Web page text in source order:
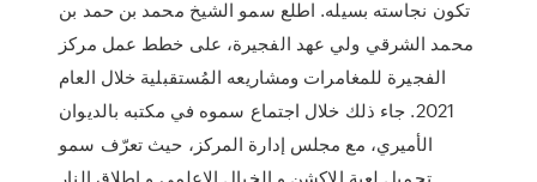
تكون نجاسته بسيله. اطلع سمو الشيخ محمد بن حمد بن
محمد الشرقي ولي عهد الفجيرة، على خطط عمل مركز
الفجيرة للمغامرات ومشاريعه المُستقبلية خلال العام
2021. جاء ذلك خلال اجتماع سموه في مكتبه بالديوان
الأميري، مع مجلس إدارة المركز، حيث تعرّف سمو
تحميل لعبة الاكشن و الخيال الاعلمي و اطلاق النار